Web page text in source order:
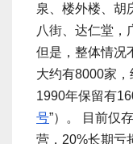
泉、楼外楼、胡
八街、达仁堂，
但是，整体情况
大约有8000家
1990年保留有
号”）。 目前仅
营，20%长期亏